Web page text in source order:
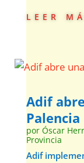
leer
Adif
Palencia
por Óscar
Provincia
Adif